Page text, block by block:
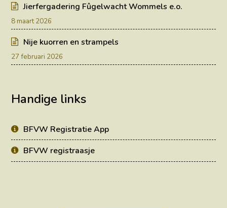
Jierfergadering Fûgelwacht Wommels e.o.
8 maart 2026
Nije kuorren en strampels
27 februari 2026
Handige links
BFVW Registratie App
BFVW registraasje